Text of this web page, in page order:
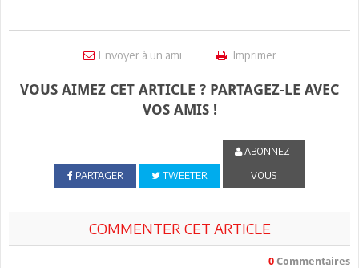
Envoyer à un ami Imprimer
VOUS AIMEZ CET ARTICLE ? PARTAGEZ-LE AVEC
VOS AMIS !
PARTAGER TWEETER
ABONNEZ-
VOUS
COMMENTER CET ARTICLE
0 Commentaires